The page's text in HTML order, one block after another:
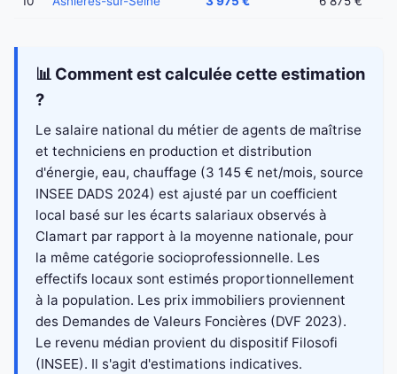
📊 Comment est calculée cette estimation
?
Le salaire national du métier de agents de maîtrise
et techniciens en production et distribution
d'énergie, eau, chauffage (3 145 € net/mois, source
INSEE DADS 2024) est ajusté par un coefficient
local basé sur les écarts salariaux observés à
Clamart par rapport à la moyenne nationale, pour
la même catégorie socioprofessionnelle. Les
effectifs locaux sont estimés proportionnellement
à la population. Les prix immobiliers proviennent
des Demandes de Valeurs Foncières (DVF 2023).
Le revenu médian provient du dispositif Filosofi
(INSEE). Il s'agit d'estimations indicatives.